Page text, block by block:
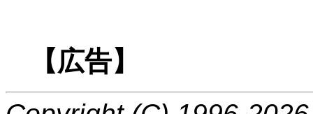
【広告】